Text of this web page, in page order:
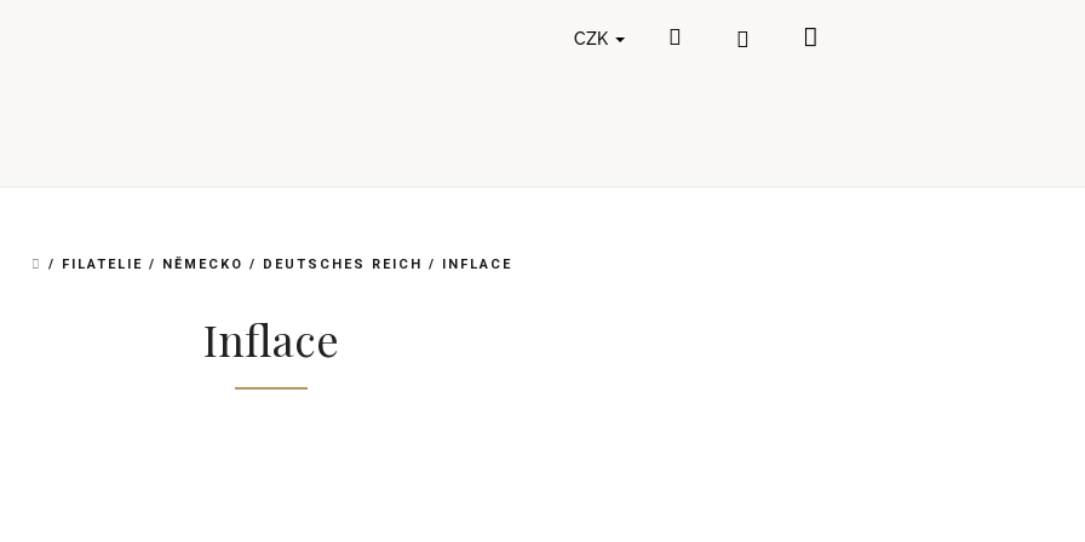
CZK Hledat Přihlášení
DOMŮ
/ FILATELIE / NĚMECKO / DEUTSCHES REICH / INFLACE
Inflace